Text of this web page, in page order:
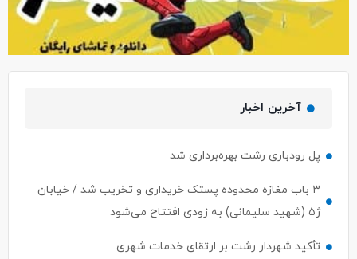
آخرین اخبار
پل رودباری رشت بهره‌برداری شد
۳ باب مغازه محدوده پستک خریداری و تخریب شد / خیابان
ژ۵ (شهید سلیمانی) به زودی افتتاح می‌شود
تأکید شهردار رشت بر ارتقای خدمات شهری